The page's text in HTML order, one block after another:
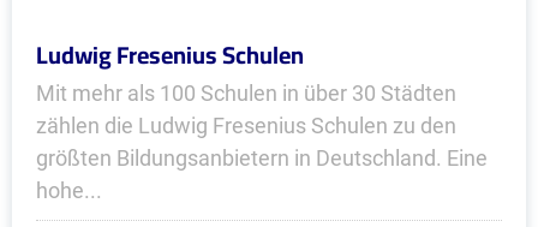
Ludwig Fresenius Schulen
Mit mehr als 100 Schulen in über 30 Städten
zählen die Ludwig Fresenius Schulen zu den
größten Bildungsanbietern in Deutschland. Eine
hohe...